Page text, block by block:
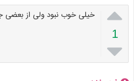

1

خیلی خوب نبود ولی از بعضی